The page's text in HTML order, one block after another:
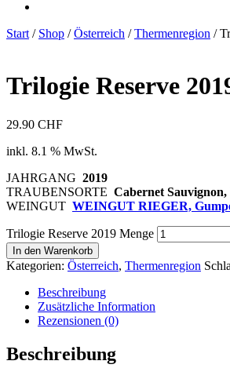
Start / Shop /Österreich /Thermenregion /
Trilogie Reserve
29.90 CHF
inkl. 8.1 % MwSt.
JAHRGANG 2019
TRAUBENSORTE Cabernet
WEINGUT WEINGUT RIEGER,
Trilogie Reserve 2019 Menge
In den Warenkorb
Kategorien: Österreich, Thermenregion
Beschreibung
Zusätzliche Information
Rezensionen (0)
Beschreibung